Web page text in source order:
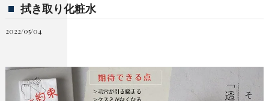
拭き取り化粧水
2022/05/04